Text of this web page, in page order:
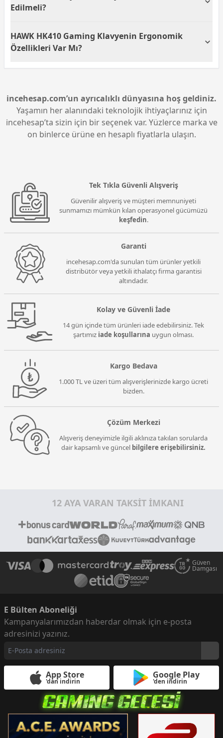
medya oynatma gibi fonksiyonlara hızlı erişim
Edilmeli?
mekanik mavi switch'leri ve RGB aydınlatmasıyla
dikkat çeker. Bu özellikler oyunculara uzun ömürlü ve
HAWK HK410 Gaming Klavyenin Ergonomik
Özellikleri Var Mı?
HAWK HK410 gaming klavye, ergonomik bir tasarıma
deneyimi yaşamalarına yardımcı olur.
incehesap.com’un ayrıcalıklı dünyasına hoş geldiniz.
Yaşamın her alanındaki teknolojik ihtiyaçlarınız için
incehesap’ta sizin için bir seçenek var. Yüzlerce marka ve
on binlerce ürüne en hesaplı fiyatlarla ulaşın.
Tek Tıkla Güvenli Alışveriş
Güvenilir alışveriş ve müşteri memnuniyeti
sunmamızı mümkün kılan operasyonel gücümüzü
keşfedin.
Garanti
incehesap.com'da sunulan tüm ürünler yetkili
distribütör veya yetkili ithalatçı firma garantisi
altındadır.
Kolay ve Güvenli İade
14 gün içinde tüm ürünleri iade edebilirsiniz. Tek
şartımız iade koşullarına uygun olması.
Kargo Bedava
1.000 TL ve üzeri tüm alışverişlerinizde kargo ücreti
bizden.
Çözüm Merkezi
Alışveriş deneyimizle ilgili aklınıza takılan sorularda
dair kapsamlı ve güncel bilgilere erişebilirsiniz.
12 AYA VARAN TAKSİT İMKANI
Güven
Damgası
E Bülten Aboneliği
Kampanyalarımızdan haberdar olmak için e-posta
adresinizi yazınız.
App Store
'dan indirin
Google Play
'den indirin